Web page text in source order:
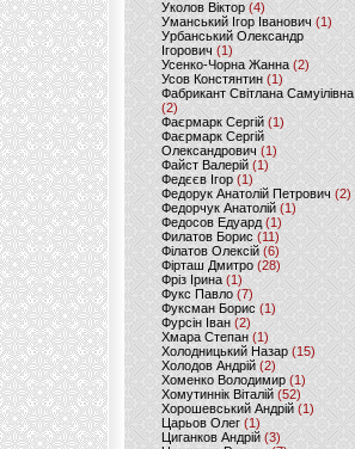
Уколов Віктор(4)
Уманський Ігор Іванович(1)
Урбанський Олександр
Ігорович (1)
Усенко-Чорна Жанна (2)
Усов Констянтин(1)
Фабрикант Світлана Самуілівна
(2)
Фаєрмарк Сергій(1)
Фаєрмарк Сергій
Олександрович (1)
Файст Валерій(1)
Федєєв Ігор (1)
Федорук Анатолій Петрович (2)
Федорчук Анатолій (1)
Федосов Едуард (1)
Филатов Борис (11)
Філатов Олексій (6)
Фірташ Дмитро (28)
Фріз Ірина (1)
Фукс Павло (7)
Фуксман Борис (1)
Фурсін Іван (2)
Хмара Степан(1)
Холодницький Назар(15)
Холодов Андрій (2)
Хоменко Володимир (1)
Хомутиннік Віталій (52)
Хорошевський Андрій (1)
Царьов Олег (1)
Циганков Андрій (3)